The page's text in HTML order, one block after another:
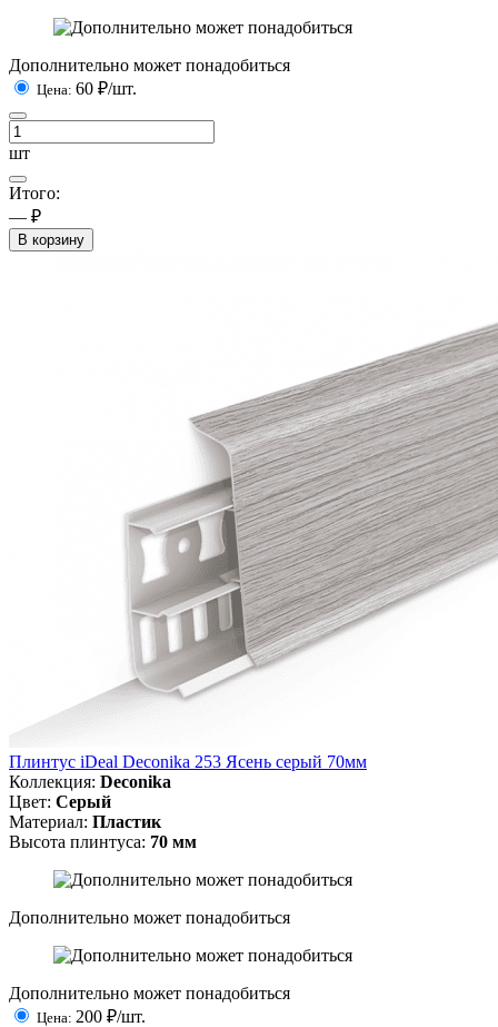
Дополнительно может понадобиться
Цена: 60 ₽/шт.
шт
Итого:
— ₽
В корзину
Плинтус iDeal Deconika 253 Ясень серый 70мм
Коллекция: Deconika
Цвет: Серый
Материал: Пластик
Высота плинтуса: 70 мм
Дополнительно может понадобиться
Дополнительно может понадобиться
Цена: 200 ₽/шт.